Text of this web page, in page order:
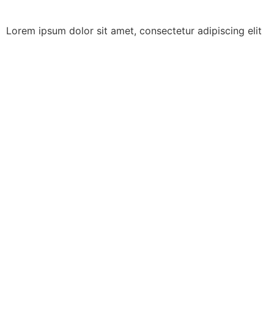
Lorem ipsum dolor sit amet, consectetur adipiscing elit